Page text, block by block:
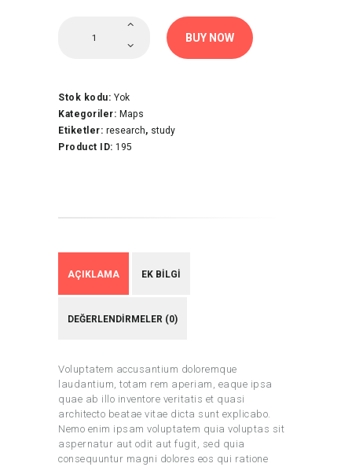
BUY NOW
Stok kodu: Yok
Kategoriler: Maps
Etiketler: research, study
Product ID: 195
AÇIKLAMA EK BILGI
DEĞERLENDIRMELER (0)
Voluptatem accusantium doloremque
laudantium, totam rem aperiam, eaque ipsa
quae ab illo inventore veritatis et quasi
architecto beatae vitae dicta sunt explicabo.
Nemo enim ipsam voluptatem quia voluptas sit
aspernatur aut odit aut fugit, sed quia
consequuntur magni dolores eos qui ratione